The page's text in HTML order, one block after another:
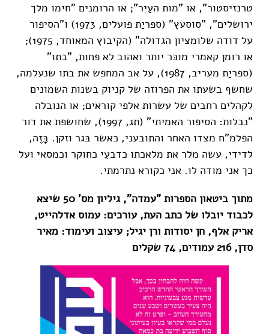
טרנזיסטור", או "מות העַיִר"; או הרומנים "חימו מלך
ירושלים", "סוסעץ" (ספריַת פועלים, 1973) ו"הסיפור
על דודה שלומציון הגדולה" (הקיבוץ המאוחד, 1975);
או רומן קאמרי מוכּר יותר ואהוב לא פחות, "בתו"
(ספריַת מעריב, 1987), על אב המחפש את בתו שנעלמה,
שחשף בשעתו את הפרוזה של קניוק בשנות השמונים
לקהלים רחבים של עשרות אלפי קוראים; או הנובלה
"נבלות: הסיפור האמיתי" (תג, 1997), שחושפת את דור
הפלמ"ח מצדו האחר והתובעני, כאשר בּגר וזקן. בָּזֶה,
לדידי, עשה מלר את מלאכתו כדבעֵי כחוקר וכמסאי ועל
כך אני מודה לו. אני כקורא נתרמתי.
מתוך ביטאון הספרות "עמדה", גיליון מס' 50 שיצא
לכבוד יובלו של כתב העת, עורכים: עמוס אדלהייט,
אריק אלף, חן יסודות ורן יגיל; עיצוב ועימוד: מאיר
סדן, 216 עמודים, 74 שקלים